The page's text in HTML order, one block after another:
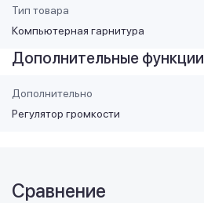
Тип товара
Компьютерная гарнитура
Дополнительные функции
Дополнительно
Регулятор громкости
Сравнение